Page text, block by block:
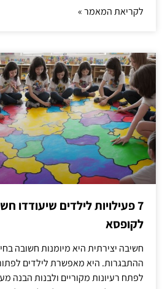
לקריאת המאמר »
7 פעילויות לילדים שיעודדו
לקופסא
חשיבה יצירתית היא מיומנות חשובה
ההתבגרות. היא מאפשרת לילדים
לפתח רעיונות מקוריים ולבנות הבנה